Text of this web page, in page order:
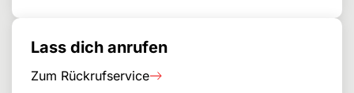
Lass dich anrufen
Zum Rückrufservice